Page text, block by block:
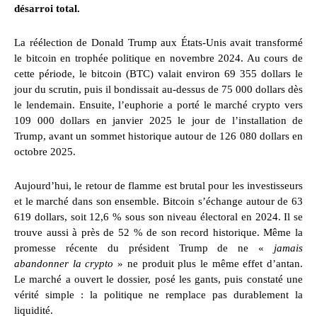
désarroi total.
La réélection de Donald Trump aux États-Unis avait transformé
le bitcoin en trophée politique en novembre 2024. Au cours de
cette période, le bitcoin (BTC) valait environ 69 355 dollars le
jour du scrutin, puis il bondissait au-dessus de 75 000 dollars dès
le lendemain. Ensuite, l’euphorie a porté le marché crypto vers
109 000 dollars en janvier 2025 le jour de l’installation de
Trump, avant un sommet historique autour de 126 080 dollars en
octobre 2025.
Aujourd’hui, le retour de flamme est brutal pour les investisseurs
et le marché dans son ensemble. Bitcoin s’échange autour de 63
619 dollars, soit 12,6 % sous son niveau électoral en 2024. Il se
trouve aussi à près de 52 % de son record historique. Même la
promesse récente du président Trump de ne « jamais
abandonner la crypto » ne produit plus le même effet d’antan.
Le marché a ouvert le dossier, posé les gants, puis constaté une
vérité simple : la politique ne remplace pas durablement la
liquidité.